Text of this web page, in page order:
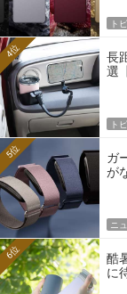
ト
長
選
4位
ト
ガ
が
5位
ニ
酷
に
6位